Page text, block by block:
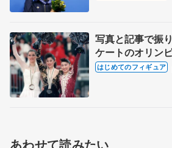
写真と記事で振
ケートのオリン
ト【女子シングル
はじめてのフィギュア
あわせて読みたい